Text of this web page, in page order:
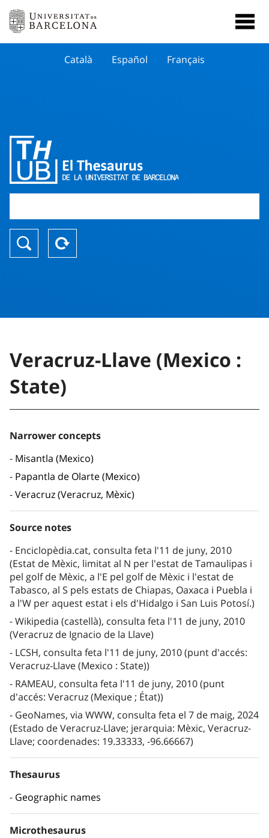
Català Español Français
Veracruz-Llave (Mexico :
State)
Narrower concepts
Misantla (Mexico)
Papantla de Olarte (Mexico)
Veracruz (Veracruz, Mèxic)
Source notes
Enciclopèdia.cat, consulta feta l'11 de juny, 2010
(Estat de Mèxic, limitat al N per l'estat de Tamaulipas i
pel golf de Mèxic, a l'E pel golf de Mèxic i l'estat de
Tabasco, al S pels estats de Chiapas, Oaxaca i Puebla i
a l'W per aquest estat i els d'Hidalgo i San Luis Potosí.)
Wikipedia (castellà), consulta feta l'11 de juny, 2010
(Veracruz de Ignacio de la Llave)
LCSH, consulta feta l'11 de juny, 2010 (punt d'accés:
Veracruz-Llave (Mexico : State))
RAMEAU, consulta feta l'11 de juny, 2010 (punt
d'accés: Veracruz (Mexique ; État))
GeoNames, via WWW, consulta feta el 7 de maig, 2024
(Estado de Veracruz-Llave; jerarquia: Mèxic, Veracruz-
Llave; coordenades: 19.33333, -96.66667)
Thesaurus
Geographic names
Microthesaurus